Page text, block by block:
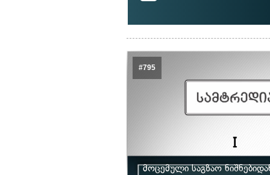
#795
მოცემული საგზაო